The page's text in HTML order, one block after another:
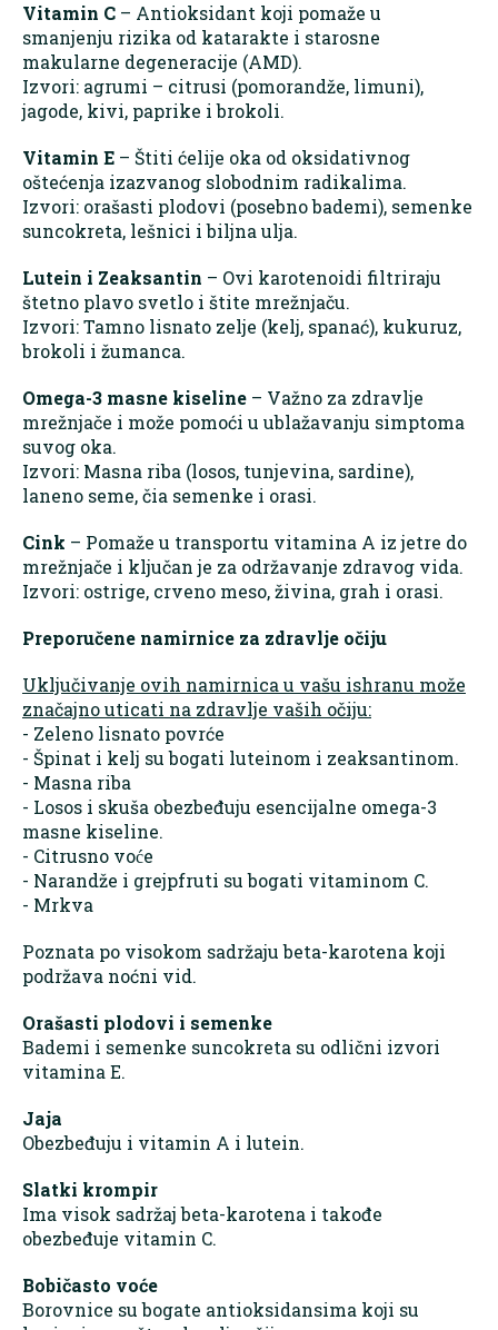
Vitamin C – Antioksidant koji pomaže u
smanjenju rizika od katarakte i starosne
makularne degeneracije (AMD).
Izvori: agrumi – citrusi (pomorandže, limuni),
jagode, kivi, paprike i brokoli.
Vitamin E – Štiti ćelije oka od oksidativnog
oštećenja izazvanog slobodnim radikalima.
Izvori: orašasti plodovi (posebno bademi), semenke
suncokreta, lešnici i biljna ulja.
Lutein i Zeaksantin – Ovi karotenoidi filtriraju
štetno plavo svetlo i štite mrežnjaču.
Izvori: Tamno lisnato zelje (kelj, spanać), kukuruz,
brokoli i žumanca.
Omega-3 masne kiseline – Važno za zdravlje
mrežnjače i može pomoći u ublažavanju simptoma
suvog oka.
Izvori: Masna riba (losos, tunjevina, sardine),
laneno seme, čia semenke i orasi.
Cink – Pomaže u transportu vitamina A iz jetre do
mrežnjače i ključan je za održavanje zdravog vida.
Izvori: ostrige, crveno meso, živina, grah i orasi.
Preporučene namirnice za zdravlje očiju
Uključivanje ovih namirnica u vašu ishranu može
značajno uticati na zdravlje vaših očiju:
- Zeleno lisnato povrće
- Špinat i kelj su bogati luteinom i zeaksantinom.
- Masna riba
- Losos i skuša obezbeđuju esencijalne omega-3
masne kiseline.
- Citrusno voće
- Narandže i grejpfruti su bogati vitaminom C.
- Mrkva
Poznata po visokom sadržaju beta-karotena koji
podržava noćni vid.
Orašasti plodovi i semenke
Bademi i semenke suncokreta su odlični izvori
vitamina E.
Jaja
Obezbeđuju i vitamin A i lutein.
Slatki krompir
Ima visok sadržaj beta-karotena i takođe
obezbeđuje vitamin C.
Bobičasto voće
Borovnice su bogate antioksidansima koji su